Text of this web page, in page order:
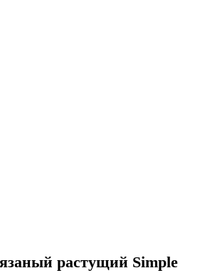
растущий Simple